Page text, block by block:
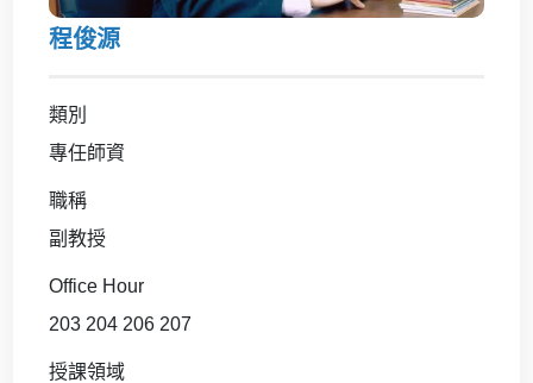
程俊源
類別
專任師資
職稱
副教授
Office Hour
203 204 206 207
授課領域